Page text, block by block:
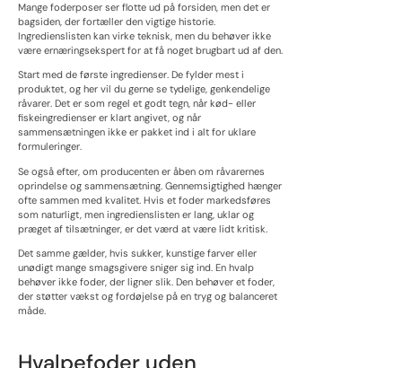
Mange foderposer ser flotte ud på forsiden, men det er
bagsiden, der fortæller den vigtige historie.
Ingredienslisten kan virke teknisk, men du behøver ikke
være ernæringsekspert for at få noget brugbart ud af den.
Start med de første ingredienser. De fylder mest i
produktet, og her vil du gerne se tydelige, genkendelige
råvarer. Det er som regel et godt tegn, når kød- eller
fiskeingredienser er klart angivet, og når
sammensætningen ikke er pakket ind i alt for uklare
formuleringer.
Se også efter, om producenten er åben om råvarernes
oprindelse og sammensætning. Gennemsigtighed hænger
ofte sammen med kvalitet. Hvis et foder markedsføres
som naturligt, men ingredienslisten er lang, uklar og
præget af tilsætninger, er det værd at være lidt kritisk.
Det samme gælder, hvis sukker, kunstige farver eller
unødigt mange smagsgivere sniger sig ind. En hvalp
behøver ikke foder, der ligner slik. Den behøver et foder,
der støtter vækst og fordøjelse på en tryg og balanceret
måde.
Hvalpefoder uden